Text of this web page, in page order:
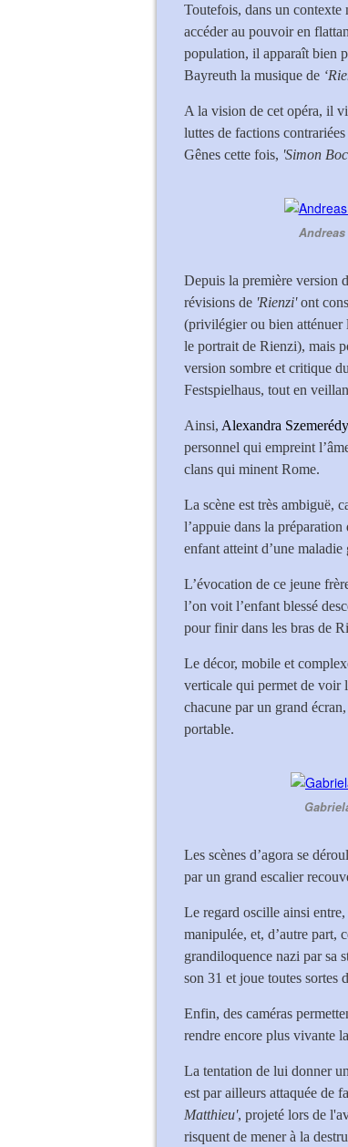
Toutefois, dans un contexte
accéder au pouvoir en
population, il apparaît bien
Bayreuth la musique de
A la vision de cet opéra, il
luttes de factions
Gênes cette fois, 'Simon
Depuis la première version
révisions de 'Rienzi'ont
(privilégier ou bien atténuer
le portrait de Rienzi), mais
version sombre et critique
Festspielhaus, tout en
Ainsi, Alexandra Szemerédy
personnel qui empreint
clans qui minent Rome.
La scène est très ambiguë,
l’appuie dans la
enfant atteint d’une
L’évocation de ce jeune
l’on voit l’enfant blessé
pour finir dans les bras de
Le décor, mobile et
verticale qui permet de voir
chacune par un grand
portable.
Les scènes d’agora se
par un grand escalier
Le regard oscille ainsi
manipulée, et, d’autre part,
grandiloquence nazi par sa
son 31 et joue toutes sortes
Enfin, des caméras
rendre encore plus vivante
La tentation de lui donner
est par ailleurs attaquée de
Matthieu', projeté lors de
risquent de mener à la